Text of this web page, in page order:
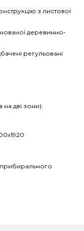
з листової
деревинно-
регульовані
дві зони):